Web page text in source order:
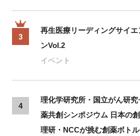
3
再生医療リーディングサイ
ンVol.2
イベント
4
理化学研究所・国立がん研
薬共創シンポジウム 日本
理研・NCCが挑む創薬ボト